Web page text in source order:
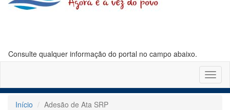
Consulte qualquer informação do portal no campo abaixo.
Início
Adesão de Ata SRP